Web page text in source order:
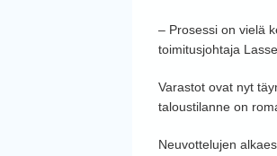
– Prosessi on vielä
toimitusjohtaja
Varastot ovat nyt
taloustilanne on
Neuvottelujen